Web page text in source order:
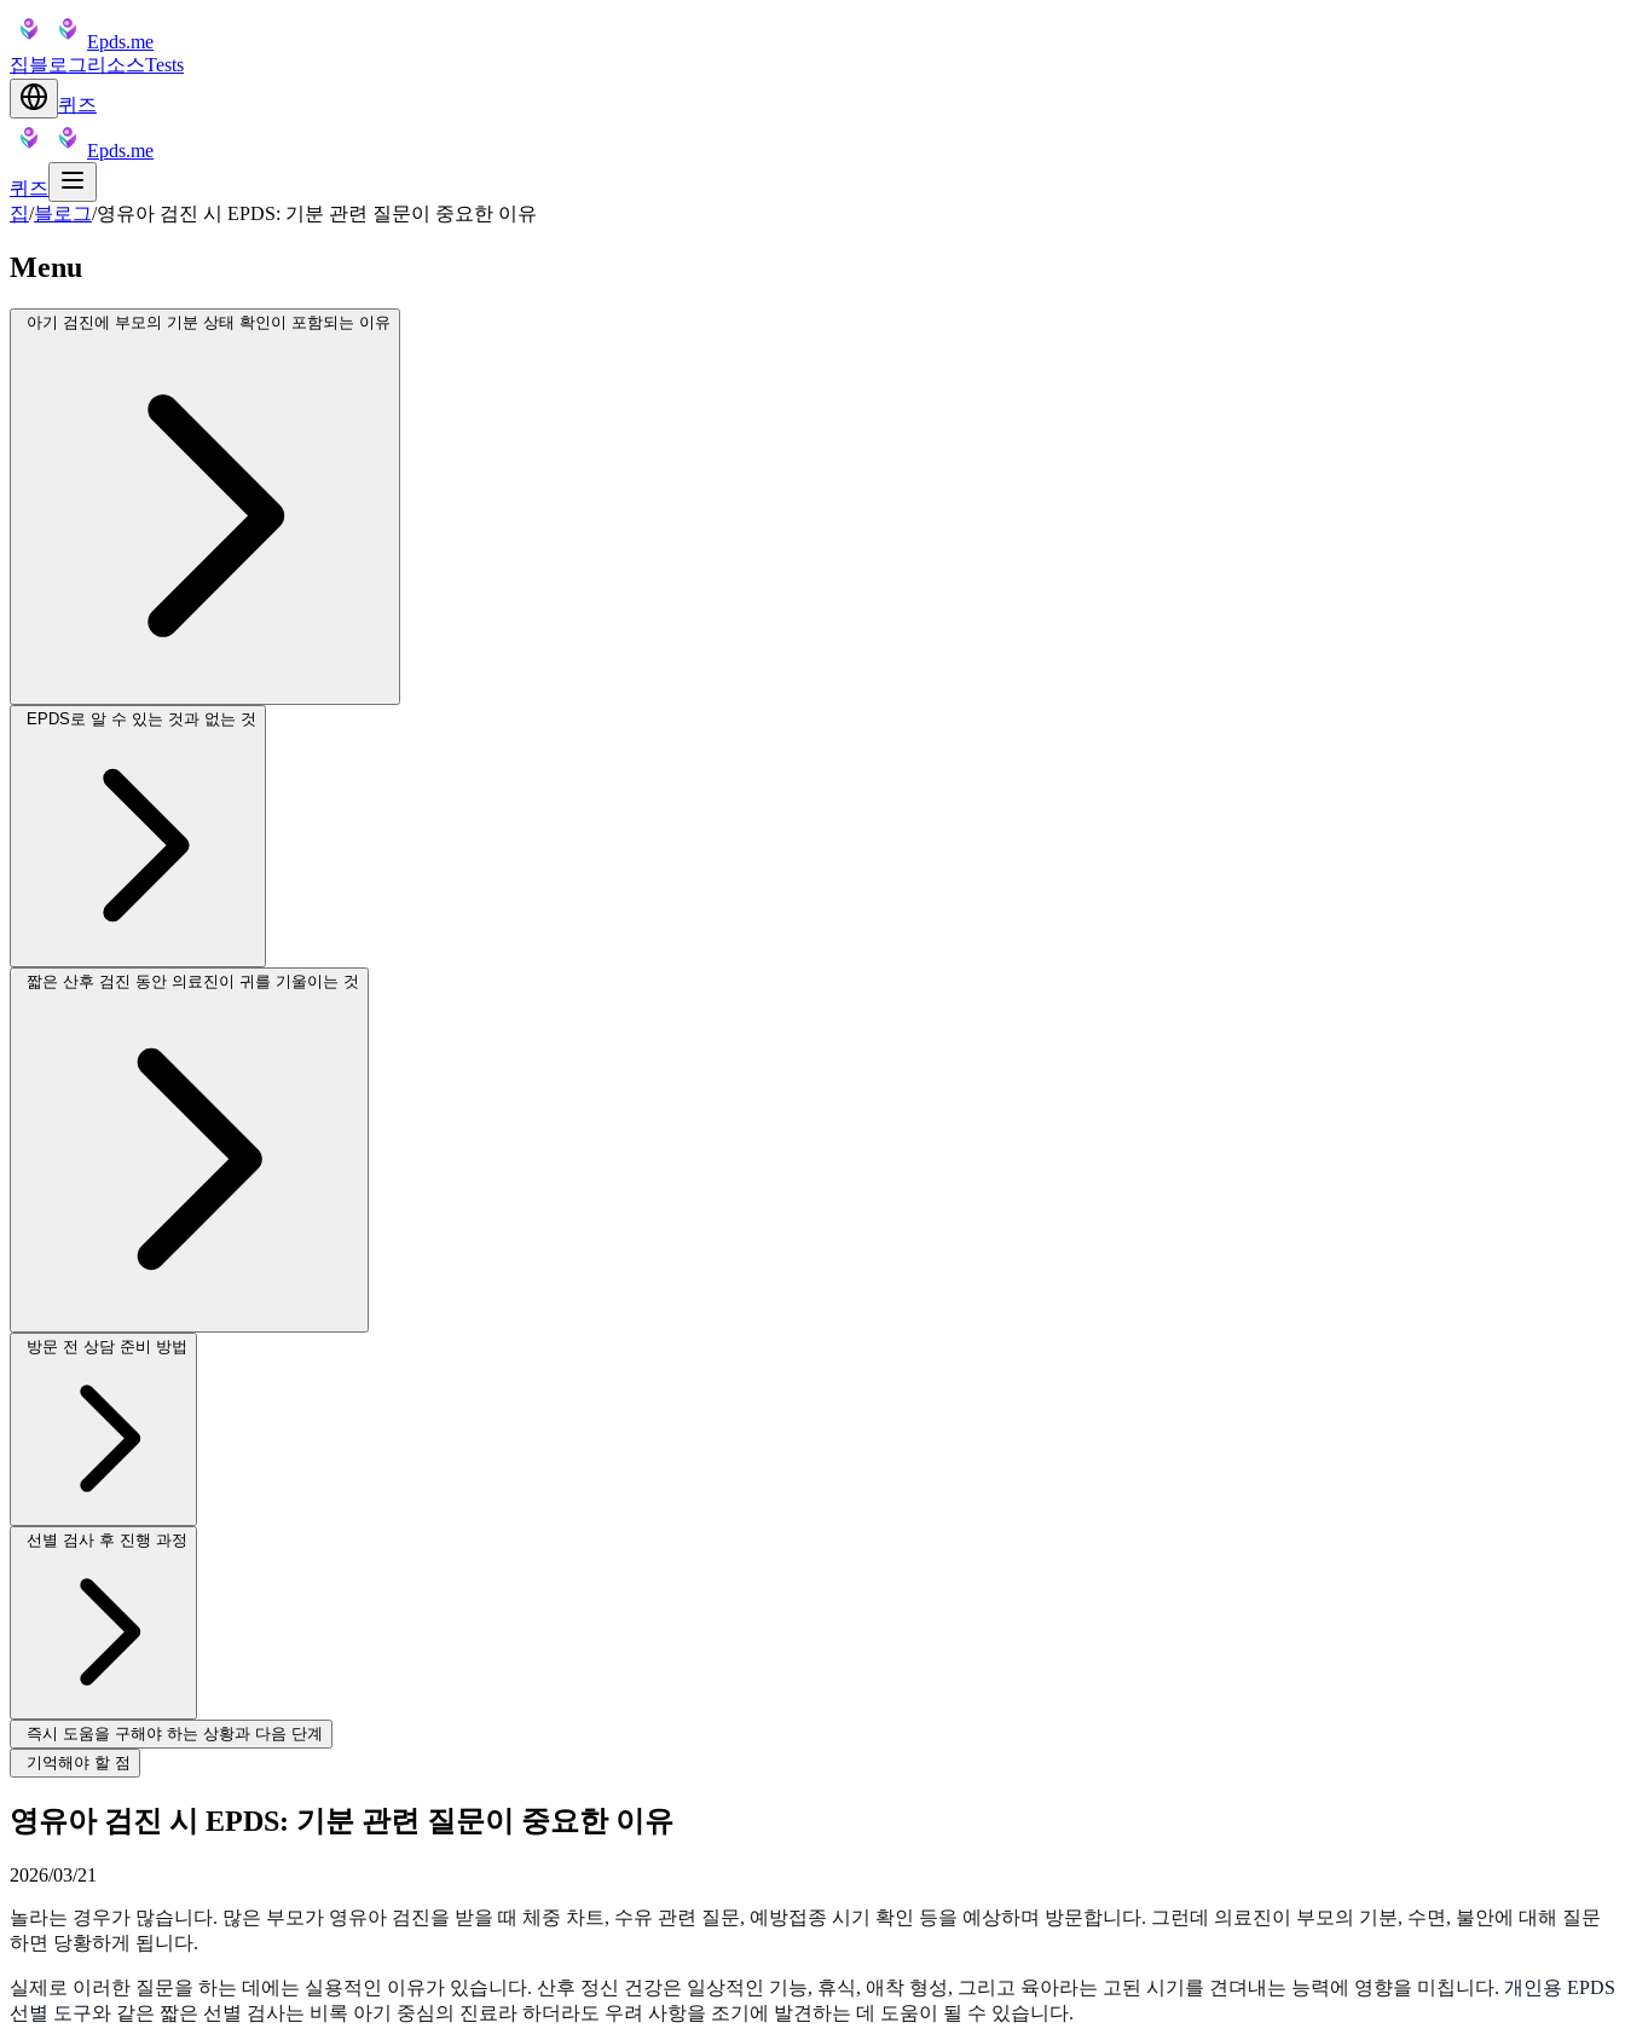
Epds.me
집블로그리소스Tests
퀴즈
Epds.me
퀴즈
집/블로그/영유아 검진 시 EPDS: 기분 관련 질문이 중요한 이유
Menu
아기 검진에 부모의 기분 상태 확인이 포함되는 이유
EPDS로 알 수 있는 것과 없는 것
짧은 산후 검진 동안 의료진이 귀를 기울이는 것
방문 전 상담 준비 방법
선별 검사 후 진행 과정
즉시 도움을 구해야 하는 상황과 다음 단계
기억해야 할 점
영유아 검진 시 EPDS: 기분 관련 질문이 중요한 이유
2026/03/21
놀라는 경우가 많습니다. 많은 부모가 영유아 검진을 받을 때 체중 차트, 수유 관련 질문, 예방접종 시기 확인 등을 예상하며 방문합니다. 그런데 의료진이 부모의 기분, 수면, 불안에 대해 질문
하면 당황하게 됩니다.
실제로 이러한 질문을 하는 데에는 실용적인 이유가 있습니다. 산후 정신 건강은 일상적인 기능, 휴식, 애착 형성, 그리고 육아라는 고된 시기를 견뎌내는 능력에 영향을 미칩니다. 개인용 EPDS
선별 도구와 같은 짧은 선별 검사는 비록 아기 중심의 진료라 하더라도 우려 사항을 조기에 발견하는 데 도움이 될 수 있습니다.